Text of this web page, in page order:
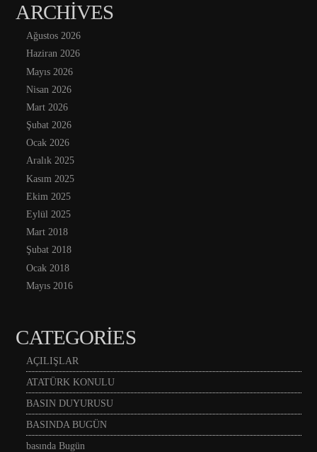
ARCHIVES
Ağustos 2026
Haziran 2026
Mayıs 2026
Nisan 2026
Mart 2026
Şubat 2026
Ocak 2026
Aralık 2025
Kasım 2025
Ekim 2025
Eylül 2025
Mart 2018
Şubat 2018
Ocak 2018
Mayıs 2016
CATEGORIES
AÇILIŞLAR
ATATÜRK KONULU
BASIN DUYURUSU
BASINDA BUGÜN
basında Bugün